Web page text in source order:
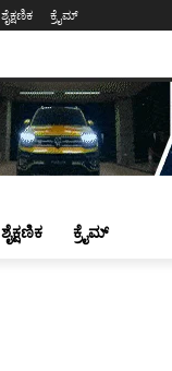
ಶೈಕ್ಷಣಿಕ ಕ್ರೈಮ್
ಶೈಕ್ಷಣಿಕ ಕ್ರೈಮ್